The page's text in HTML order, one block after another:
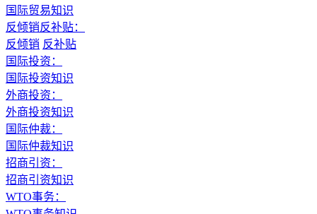
国际贸易知识
反倾销反补贴：
反倾销 反补贴
国际投资：
国际投资知识
外商投资：
外商投资知识
国际仲裁：
国际仲裁知识
招商引资：
招商引资知识
WTO事务：